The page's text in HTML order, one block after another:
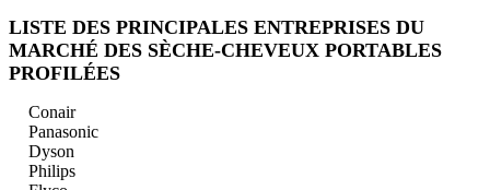
LISTE DES PRINCIPALES ENTREPRISES DU
MARCHÉ DES SÈCHE-CHEVEUX PORTABLES
PROFILÉES
Conair
Panasonic
Dyson
Philips